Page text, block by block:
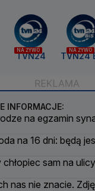
NA ŻYWO
TVN24
NA ŻYWO
TVN24
INFORMACJE:
na egzamin
na 16 dni: będą
chłopiec sam na ulicy
nas nie znacie.